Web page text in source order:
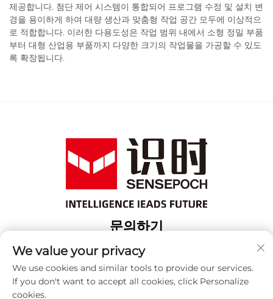
제공합니다. 첨단 제어 시스템이 통합되어 프로그램 수정 및 설치 변
경을 용이하게 하여 대량 생산과 맞춤형 작업 공간 모두에 이상적으
로 적합합니다. 이러한 다용도성은 작업 범위 내에서 소형 정밀 부품
부터 대형 산업용 부품까지 다양한 크기의 작업물을 가공할 수 있도
록 확장됩니다.
문의하기
Add: 상해 보산 구 위항로 18번지 3번 건물
전화:+86-13917707297
이메일:[email protected]
We value your privacy
We use cookies and similar tools to provide our services.
If you don't want to accept all cookies, click Personalize
cookies.